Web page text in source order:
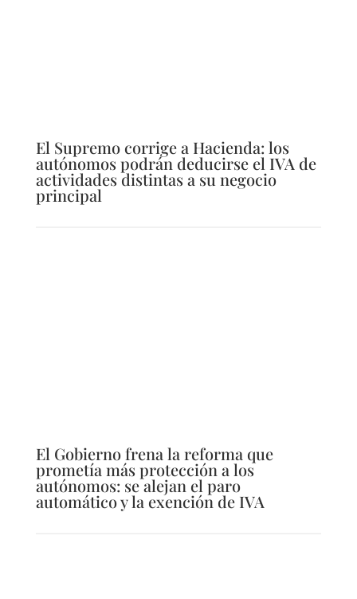
El Supremo corrige a Hacienda: los
autónomos podrán deducirse el IVA de
actividades distintas a su negocio
principal
El Gobierno frena la reforma que
prometía más protección a los
autónomos: se alejan el paro
automático y la exención de IVA